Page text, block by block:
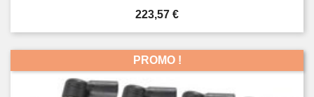
Prix
223,57 €
PROMO !